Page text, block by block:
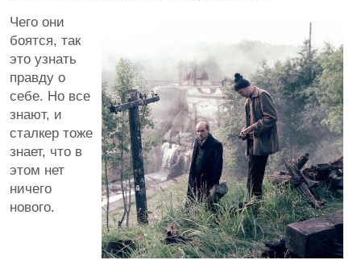
Чего они
боятся, так
это узнать
правду о
себе. Но все
знают, и
сталкер тоже
знает, что в
этом нет
ничего
нового.